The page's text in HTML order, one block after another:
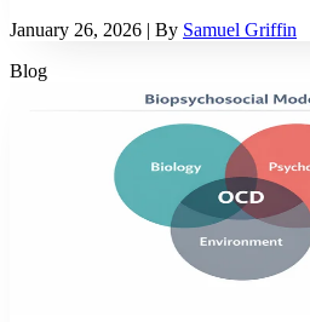
January 26, 2026 | By Samuel Griffin
Blog